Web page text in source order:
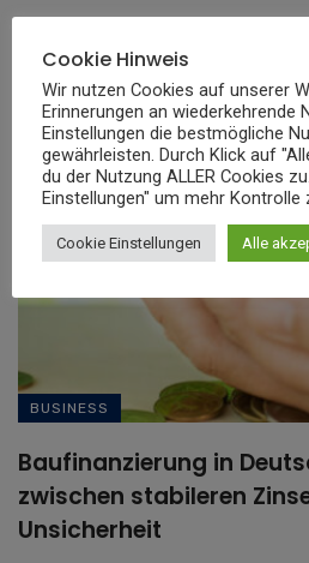
BUSINESS
Baufinanzierung in
zwischen stabileren
Unsicherheit
Cookie Hinweis
Wir nutzen Cookies auf unserer
Erinnerungen an wiederkehrende
Einstellungen die bestmögliche
gewährleisten. Durch Klick auf
du der Nutzung ALLER Cookies
Einstellungen" um mehr Kontrolle
Cookie Einstellungen Alle